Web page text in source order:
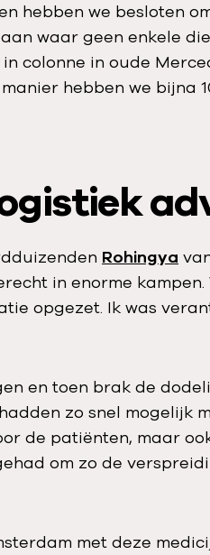
hebben we besloten
waar geen enkele
colonne in oude
hebben we bijna
Rohingya
in enorme kampen.
opgezet. Ik was
en toen brak de
zo snel mogelijk
de patiënten, maar
om zo de
met deze